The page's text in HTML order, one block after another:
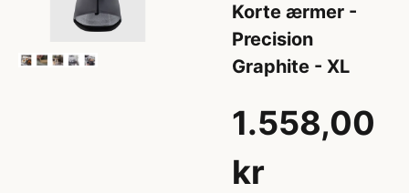
Korte ærmer -
Precision
Graphite - XL
1.558,00
kr